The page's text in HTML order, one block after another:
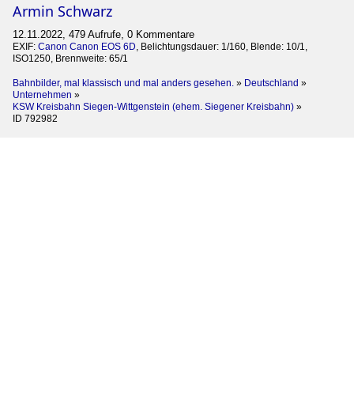
Armin Schwarz
12.11.2022, 479 Aufrufe, 0 Kommentare
EXIF: Canon Canon EOS 6D, Belichtungsdauer: 1/160, Blende: 10/1,
ISO1250, Brennweite: 65/1
Bahnbilder, mal klassisch und mal anders gesehen. » Deutschland »
Unternehmen »
KSW Kreisbahn Siegen-Wittgenstein (ehem. Siegener Kreisbahn) »
ID 792982